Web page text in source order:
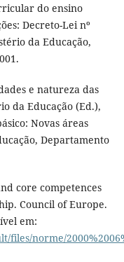
do ensino
Decreto-Lei nº
da Educação,
e natureza das
da Educação (Ed.),
Novas áreas
Departamento
core competences
Council of Europe.
em:
norme/